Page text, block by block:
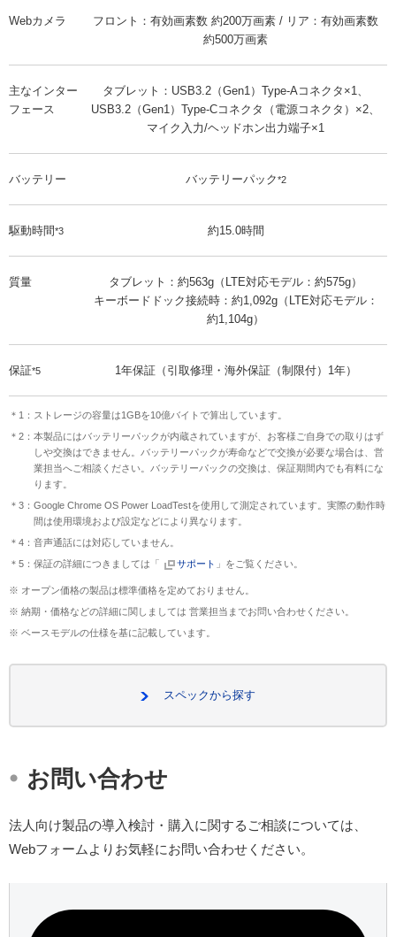
Webカメラ
フロント：有効画素数 約200万画素 / リア：有効画素数
約500万画素
主なインター
フェース
タブレット：USB3.2（Gen1）Type-Aコネクタ×1、
USB3.2（Gen1）Type-Cコネクタ（電源コネクタ）×2、
マイク入力/ヘッドホン出力端子×1
バッテリー バッテリーパック*2
駆動時間*3 約15.0時間
質量
タブレット：約563g（LTE対応モデル：約575g）
キーボードドック接続時：約1,092g（LTE対応モデル：
約1,104g）
保証*5 1年保証（引取修理・海外保証（制限付）1年）
＊1：ストレージの容量は1GBを10億バイトで算出しています。
＊2：本製品にはバッテリーパックが内蔵されていますが、お客様ご自身での取りはず
しや交換はできません。バッテリーパックが寿命などで交換が必要な場合は、営
業担当へご相談ください。バッテリーパックの交換は、保証期間内でも有料にな
ります。
＊3：Google Chrome OS Power LoadTestを使用して測定されています。実際の動作時
間は使用環境および設定などにより異なります。
＊4：音声通話には対応していません。
＊5：保証の詳細につきましては「
サポート 」をご覧ください。
※ オープン価格の製品は標準価格を定めておりません。
※ 納期・価格などの詳細に関しましては 営業担当までお問い合わせください。
※ ベースモデルの仕様を基に記載しています。
スペックから探す
お問い合わせ
法人向け製品の導入検討・購入に関するご相談については、
Webフォームよりお気軽にお問い合わせください。